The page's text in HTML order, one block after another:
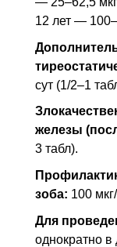
12 лет —
сут (1/2–1
железы
3 табл).
зоба: 100
Для
однократно в